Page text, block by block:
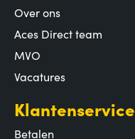
Over ons
Aces Direct team
MVO
Vacatures
Klantenservice
Betalen